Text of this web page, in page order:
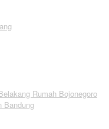
Rumah Bojonegoro
Bandung